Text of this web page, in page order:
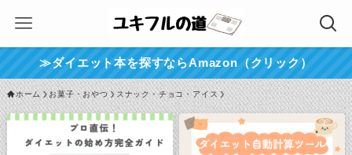
≫ダイエット本を探すならAmazon（クリック）
ホーム お菓子・おやつ スナック・チョコ・アイス